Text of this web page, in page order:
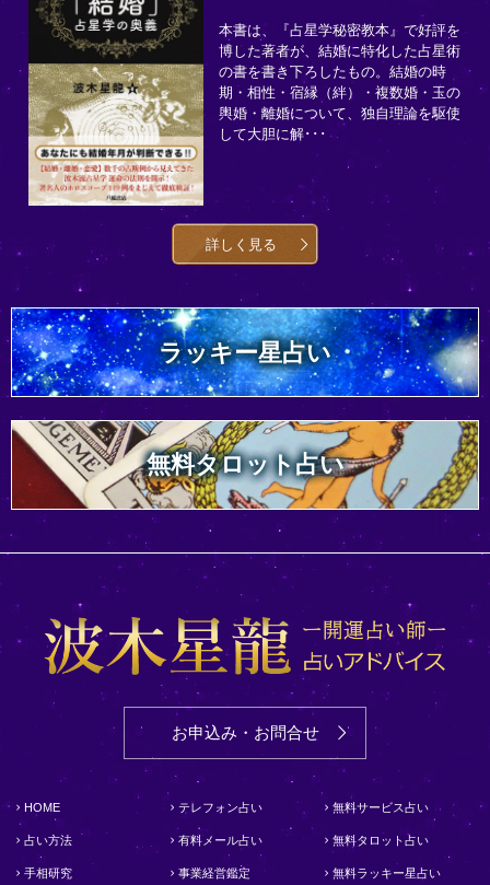
本書は、『占星学秘密教本』で好評を
博した著者が、結婚に特化した占星術
の書を書き下ろしたもの。結婚の時
期・相性・宿縁（絆）・複数婚・玉の
輿婚・離婚について、独自理論を駆使
して大胆に解･･･
詳しく見る
ラッキー星占い
無料タロット占い
お申込み・お問合せ
HOME
占い方法
手相研究
テレフォン占い
有料メール占い
事業経営鑑定
無料サービス占い
無料タロット占い
無料ラッキー星占い